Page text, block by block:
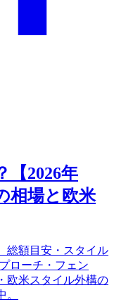
【2026年
相場と欧米
総額目安・スタイル
ローチ・フェン
欧米スタイル外構の